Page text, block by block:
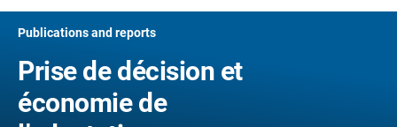
Publications and reports
Prise de décision et
économie de